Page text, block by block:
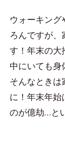
ウォーキン
ろんですが、
す！年末の大
中にいても身
そんなときは
に！年末年
のが億劫…と